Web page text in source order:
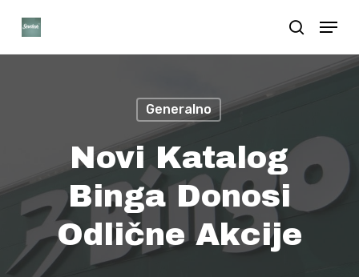
search
Menu
Generalno
Novi Katalog
Binga Donosi
Odlične Akcije
Close
Menu